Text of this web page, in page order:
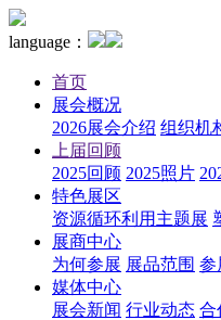
language：
首页
展会概况
2026展会介绍 组织机
上届回顾
2025回顾 2025照片
特色展区
资源循环利用主题展
展商中心
为何参展 展品范围 参
媒体中心
展会新闻 行业动态 合